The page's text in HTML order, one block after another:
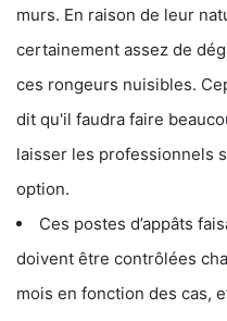
murs. En raison de leur
certainement assez de
ces rongeurs nuisibles.
dit qu'il faudra faire
laisser les professionnels
option.
Ces postes d’appâts
doivent être contrôlées
mois en fonction des cas,